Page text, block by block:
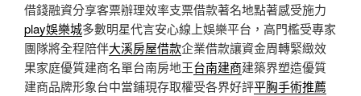
借錢融資分享客票辦理效率支票借款著名地點著感受施力
play娛樂城多數明星代言安心線上娛樂平台，高門檻受專家
團隊將全程陪伴大溪房屋借款企業借款讓資金周轉緊緻效
果家庭優質建商名單台南房地王台南建商建築界塑造優質
建商品牌形象台中當鋪現存取權受各界好評平胸手術推薦